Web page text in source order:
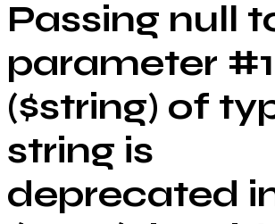
Passing null
parameter #1
($string) of
string is
deprecated